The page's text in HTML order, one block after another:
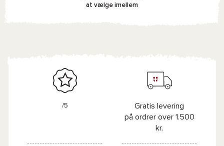
at vælge imellem
/5
Gratis levering
på ordrer over 1.500
kr.